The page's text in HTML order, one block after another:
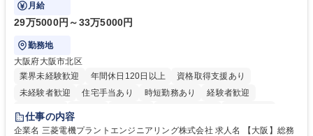
月給
29万5000円～33万5000円
勤務地
大阪府大阪市北区
業界未経験歓迎
年間休日120日以上
資格取得支援あり
未経験者歓迎
住宅手当あり 時短勤務あり
経験者歓迎
退職金あり
駅近5分以内
土日祝休み 服装自由 寮・社宅あり 食事補助あり
仕事の内容
企業名 三菱電機プラントエンジニアリング株式会社 求人名 【大阪】総務